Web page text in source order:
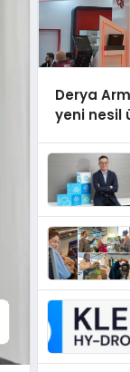
Derya
yeni nesil